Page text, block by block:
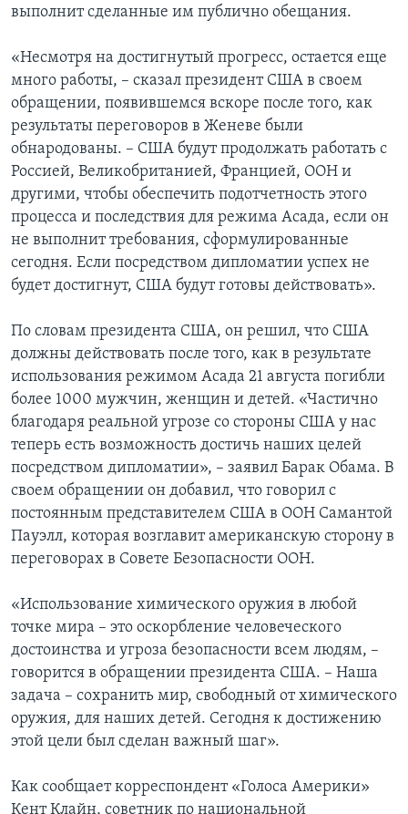
выполнит сделанные им публично обещания.
«Несмотря на достигнутый прогресс, остается еще
много работы, – сказал президент США в своем
обращении, появившемся вскоре после того, как
результаты переговоров в Женеве были
обнародованы. – США будут продолжать работать с
Россией, Великобританией, Францией, ООН и
другими, чтобы обеспечить подотчетность этого
процесса и последствия для режима Асада, если он
не выполнит требования, сформулированные
сегодня. Если посредством дипломатии успех не
будет достигнут, США будут готовы действовать».
По словам президента США, он решил, что США
должны действовать после того, как в результате
использования режимом Асада 21 августа погибли
более 1000 мужчин, женщин и детей. «Частично
благодаря реальной угрозе со стороны США у нас
теперь есть возможность достичь наших целей
посредством дипломатии», – заявил Барак Обама. В
своем обращении он добавил, что говорил с
постоянным представителем США в ООН Самантой
Пауэлл, которая возглавит американскую сторону в
переговорах в Совете Безопасности ООН.
«Использование химического оружия в любой
точке мира – это оскорбление человеческого
достоинства и угроза безопасности всем людям, –
говорится в обращении президента США. – Наша
задача – сохранить мир, свободный от химического
оружия, для наших детей. Сегодня к достижению
этой цели был сделан важный шаг».
Как сообщает корреспондент «Голоса Америки»
Кент Клайн, советник по национальной